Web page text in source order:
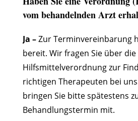
vom behandelnden Arzt
Ja –Zur Terminvereinbarung
bereit. Wir fragen Sie über
Hilfsmittelverordnung zur
richtigen Therapeuten bei
bringen Sie bitte spätestens
Behandlungstermin mit.